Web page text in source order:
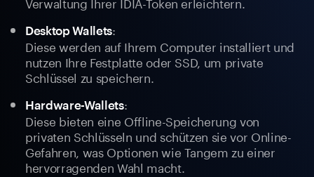
Desktop Wallets:
Diese werden auf Ihrem Computer installiert und
nutzen Ihre Festplatte oder SSD, um private
Schlüssel zu speichern.
Hardware-Wallets:
Diese bieten eine Offline-Speicherung von
privaten Schlüsseln und schützen sie vor Online-
Gefahren, was Optionen wie Tangem zu einer
hervorragenden Wahl macht.